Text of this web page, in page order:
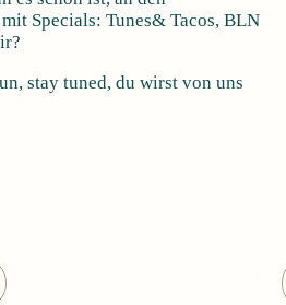
Specials: Tunes& Tacos, BLN
stay tuned, du wirst von uns